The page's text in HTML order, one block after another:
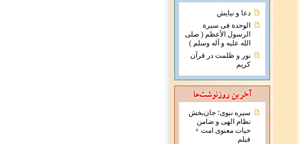
دعا و نیایش
الوحدة فی سیرة
الرسول الأعظم ( صلی
الله علیه و آله وسلم )
نور و ظلمت در قرآن
کریم
سیره نبوی؛ جان‌بخش
نظام الهی و ضامن
حیات معنوی امت +
فیلم